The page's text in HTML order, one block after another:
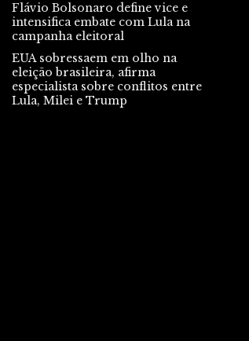
Flávio Bolsonaro define vice e
intensifica embate com Lula na
campanha eleitoral
EUA sobressaem em olho na
eleição brasileira, afirma
especialista sobre conflitos entre
Lula, Milei e Trump